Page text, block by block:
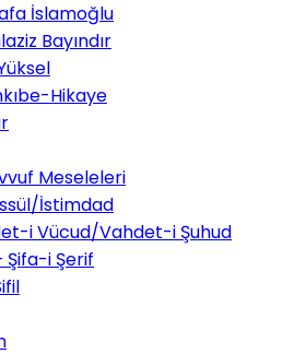
İslamoğlu
Bayındır
Hikaye
Meseleleri
İstimdad
i Vücud/Vahdet-i Şuhud
Şifa-i Şerif